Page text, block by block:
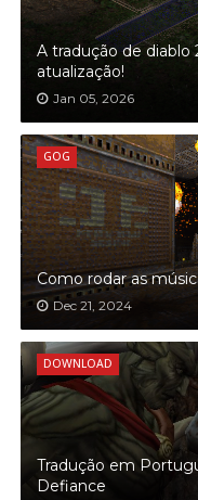
A tradução de
atualização!
Jan 05, 2026
GOG
Como rodar as
Dec 21, 2024
DOWNLOAD
Tradução em
Defiance